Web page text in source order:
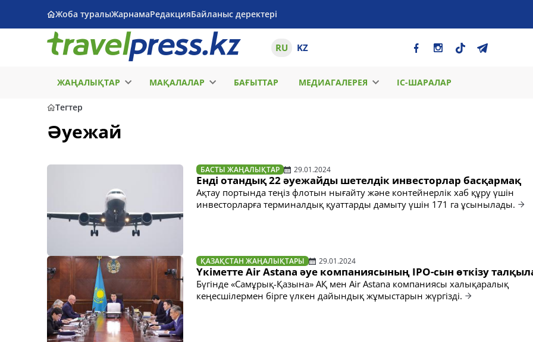
Жоба туралыЖарнамаРедакцияБайланыс деректері
RU KZ
ЖАҢАЛЫҚТАР МАҚАЛАЛАР БАҒЫТТАР МЕДИАГАЛЕРЕЯ ІС-ШАРАЛАР
Тегтер
Әуежай
БАСТЫ ЖАҢАЛЫҚТАР 29.01.2024
Енді отандық 22 әуежайды шетелдік инвесторлар басқармақ
Ақтау портында теңіз флотын нығайту және контейнерлік хаб құру үшін
инвесторларға терминалдық қуаттарды дамыту үшін 171 га ұсынылады.
ҚАЗАҚСТАН ЖАҢАЛЫҚТАРЫ 29.01.2024
Үкіметте Air Astana әуе компаниясының IPO-сын өткізу
Бүгінде «Самұрық-Қазына» АҚ мен Air Astana компаниясы халықаралық
кеңесшілермен бірге үлкен дайындық жұмыстарын жүргізді.